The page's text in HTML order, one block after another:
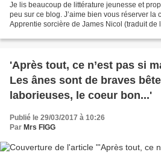
Je lis beaucoup de littérature jeunesse et
peu sur ce blog. J’aime bien vous réserver la
Apprentie sorcière de James Nicol (traduit de
'Après tout, ce n’est pas si
Les ânes sont de braves
laborieuses, le coeur bon...'
Publié le 29/03/2017 à 10:26
Par Mrs FIGG